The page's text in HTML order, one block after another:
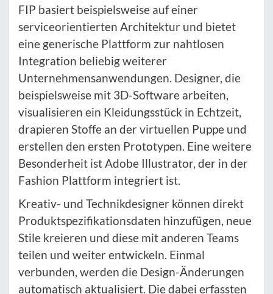
FIP basiert beispielsweise auf einer
serviceorientierten Architektur und bietet
eine generische Plattform zur nahtlosen
Integration beliebig weiterer
Unternehmensanwendungen. Designer, die
beispielsweise mit 3D-Software arbeiten,
visualisieren ein Kleidungsstück in Echtzeit,
drapieren Stoffe an der virtuellen Puppe und
erstellen den ersten Prototypen. Eine weitere
Besonderheit ist Adobe Illustrator, der in der
Fashion Plattform integriert ist.
Kreativ- und Technikdesigner können direkt
Produktspezifikationsdaten hinzufügen, neue
Stile kreieren und diese mit anderen Teams
teilen und weiter entwickeln. Einmal
verbunden, werden die Design-Änderungen
automatisch aktualisiert. Die dabei erfassten